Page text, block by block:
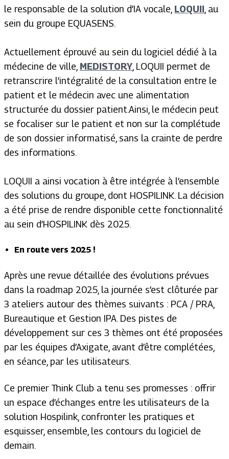
le responsable de la solution d’IA vocale, LOQUII, au
sein du groupe EQUASENS.
Actuellement éprouvé au sein du logiciel dédié à la
médecine de ville, MEDISTORY, LOQUII permet de
retranscrire l’intégralité de la consultation entre le
patient et le médecin avec une alimentation
structurée du dossier patient.Ainsi, le médecin peut
se focaliser sur le patient et non sur la complétude
de son dossier informatisé, sans la crainte de perdre
des informations.
LOQUII a ainsi vocation à être intégrée à l’ensemble
des solutions du groupe, dont HOSPILINK. La décision
a été prise de rendre disponible cette fonctionnalité
au sein d’HOSPILINK dès 2025.
En route vers 2025 !
Après une revue détaillée des évolutions prévues
dans la roadmap 2025, la journée s’est clôturée par
3 ateliers autour des thèmes suivants : PCA / PRA,
Bureautique et Gestion IPA. Des pistes de
développement sur ces 3 thèmes ont été proposées
par les équipes d’Axigate, avant d’être complétées,
en séance, par les utilisateurs.
Ce premier Think Club a tenu ses promesses : offrir
un espace d’échanges entre les utilisateurs de la
solution Hospilink, confronter les pratiques et
esquisser, ensemble, les contours du logiciel de
demain.